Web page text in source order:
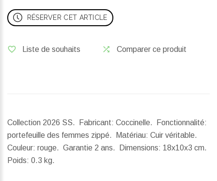
RÉSERVER CET ARTICLE
Liste de souhaits Comparer ce produit
Collection 2026 SS. Fabricant: Coccinelle. Fonctionnalité:
portefeuille des femmes zippé. Matériau: Cuir véritable.
Couleur: rouge. Garantie 2 ans.
Dimensions: 18x10x3 cm.
Poids: 0.3 kg.